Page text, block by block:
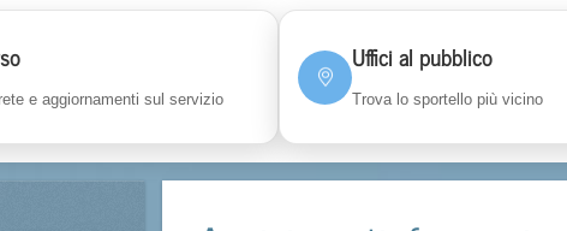
e aggiornamenti sul servizio
Uffici al pubblico
Trova lo sportello più vicino